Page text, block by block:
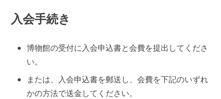
入会手続き
博物館の受付に入会申込書と会費を提出してくださ
い。
または、入会申込書を郵送し、会費を下記のいずれ
かの方法で送金してください。